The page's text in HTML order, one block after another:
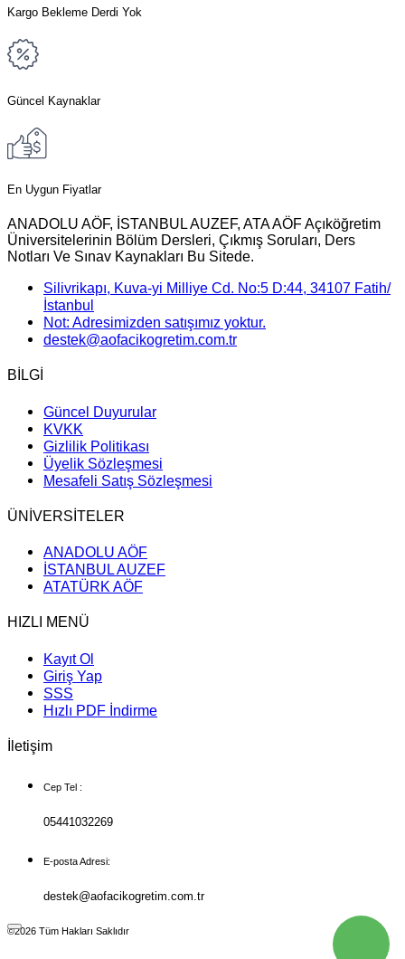
Kargo Bekleme Derdi Yok
Güncel Kaynaklar
En Uygun Fiyatlar
ANADOLU AÖF, İSTANBUL AUZEF, ATA AÖF Açıköğretim
Üniversitelerinin Bölüm Dersleri, Çıkmış Soruları, Ders
Notları Ve Sınav Kaynakları Bu Sitede.
Silivrikapı, Kuva-yi Milliye Cd. No:5 D:44, 34107 Fatih/
İstanbul
Not: Adresimizden satışımız yoktur.
destek@aofacikogretim.com.tr
BİLGİ
Güncel Duyurular
KVKK
Gizlilik Politikası
Üyelik Sözleşmesi
Mesafeli Satış Sözleşmesi
ÜNİVERSİTELER
ANADOLU AÖF
İSTANBUL AUZEF
ATATÜRK AÖF
HIZLI MENÜ
Kayıt Ol
Giriş Yap
SSS
Hızlı PDF İndirme
İletişim
Cep Tel :
05441032269
E-posta Adresi:
destek@aofacikogretim.com.tr
©2026 Tüm Hakları Saklıdır